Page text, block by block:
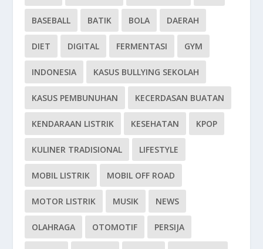
BASEBALL BATIK BOLA DAERAH
DIET DIGITAL FERMENTASI GYM
INDONESIA KASUS BULLYING SEKOLAH
KASUS PEMBUNUHAN KECERDASAN BUATAN
KENDARAAN LISTRIK KESEHATAN KPOP
KULINER TRADISIONAL LIFESTYLE
MOBIL LISTRIK MOBIL OFF ROAD
MOTOR LISTRIK MUSIK NEWS
OLAHRAGA OTOMOTIF PERSIJA